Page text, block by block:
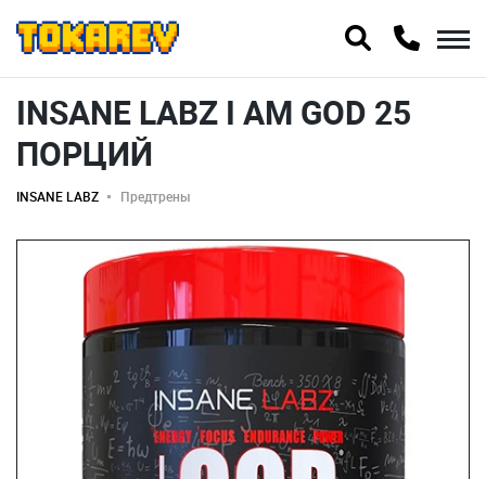
INSANE LABZ I AM GOD 25
ПОРЦИЙ
INSANE LABZ Предтрены